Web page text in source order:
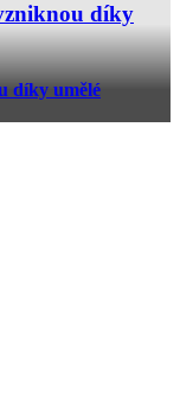
díky
díky umělé